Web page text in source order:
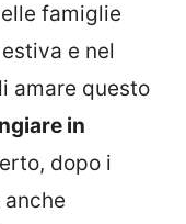
famiglie
e nel
amare questo
in
dopo i